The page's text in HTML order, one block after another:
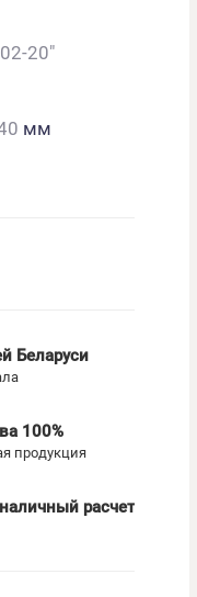
20"
мм
Беларуси
100%
продукция
расчет